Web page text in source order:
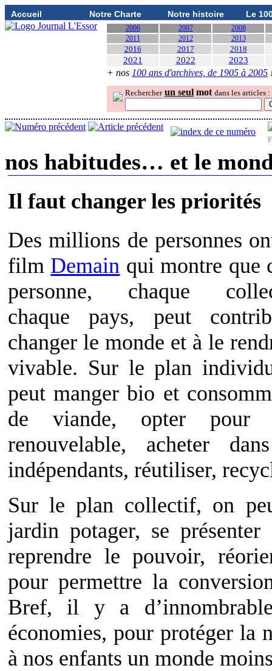
Accueil Notre Charte Notre histoire Le
2006 2007
2008
2011
2012 2013
2016 2017 2018
2021 2022 2023
+ nos 100 ans d'archives, de 1905 à 2005
Rechercher un seul mot dans les articles :
nos habitudes… et le
Il faut changer les priorités
Des millions de personnes
film Demain qui montre que
personne, chaque
chaque pays, peut
changer le monde et à le
vivable. Sur le plan
peut manger bio et
de viande, opter pour
renouvelable, acheter
indépendants, réutiliser,
Sur le plan collectif, on
jardin potager, se
reprendre le pouvoir,
pour permettre la
Bref, il y a
économies, pour protéger la
à nos enfants un monde